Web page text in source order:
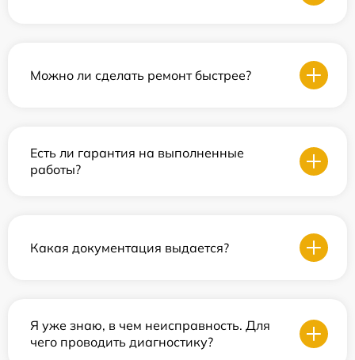
Можно ли сделать ремонт быстрее?
Есть ли гарантия на выполненные
работы?
Какая документация выдается?
Я уже знаю, в чем неисправность. Для
чего проводить диагностику?